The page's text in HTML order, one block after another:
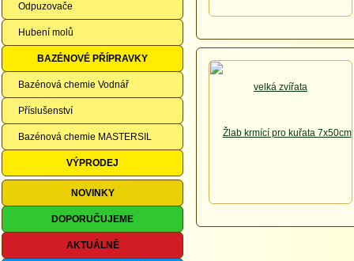
Odpuzovače
Hubení molů
BAZÉNOVÉ PŘÍPRAVKY
Bazénová chemie Vodnář
Příslušenství
Bazénová chemie MASTERSIL
VÝPRODEJ
NOVINKY
DOPORUČUJEME
AKTUÁLNĚ